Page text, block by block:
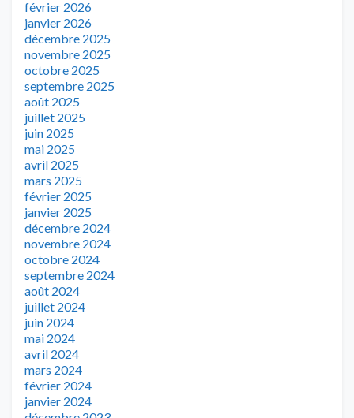
février 2026
janvier 2026
décembre 2025
novembre 2025
octobre 2025
septembre 2025
août 2025
juillet 2025
juin 2025
mai 2025
avril 2025
mars 2025
février 2025
janvier 2025
décembre 2024
novembre 2024
octobre 2024
septembre 2024
août 2024
juillet 2024
juin 2024
mai 2024
avril 2024
mars 2024
février 2024
janvier 2024